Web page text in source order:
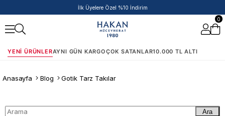
İlk Üyelere Özel %10 İndirim
0
YENI ÜRÜNLERAYNI GÜN KARGOÇOK SATANLAR10.000 TL ALTI
Anasayfa Blog Gotik Tarz Takılar
Ara